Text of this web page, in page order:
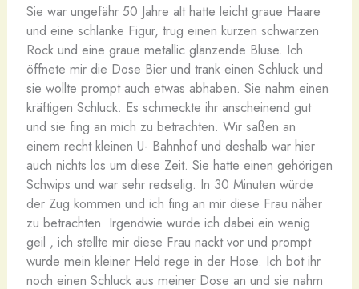
Sie war ungefähr 50 Jahre alt hatte leicht graue Haare
und eine schlanke Figur, trug einen kurzen schwarzen
Rock und eine graue metallic glänzende Bluse. Ich
öffnete mir die Dose Bier und trank einen Schluck und
sie wollte prompt auch etwas abhaben. Sie nahm einen
kräftigen Schluck. Es schmeckte ihr anscheinend gut
und sie fing an mich zu betrachten. Wir saßen an
einem recht kleinen U- Bahnhof und deshalb war hier
auch nichts los um diese Zeit. Sie hatte einen gehörigen
Schwips und war sehr redselig. In 30 Minuten würde
der Zug kommen und ich fing an mir diese Frau näher
zu betrachten. Irgendwie wurde ich dabei ein wenig
geil , ich stellte mir diese Frau nackt vor und prompt
wurde mein kleiner Held rege in der Hose. Ich bot ihr
noch einen Schluck aus meiner Dose an und sie nahm